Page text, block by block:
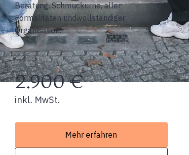
Beratung, Schmuckurne, aller
Formalitäten und vollständiger
Organisation.
2.900 €
inkl. MwSt.
Mehr erfahren